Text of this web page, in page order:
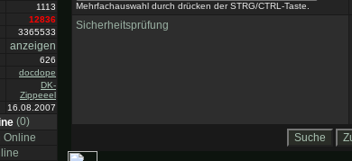
1113
12836
3365533
anzeigen
626
docdope
DK-
Zippeeel
16.08.2007
(0)
Online
Mehrfachauswahl durch drücken der STRG/CTRL-Taste.
Sicherheitsprüfung